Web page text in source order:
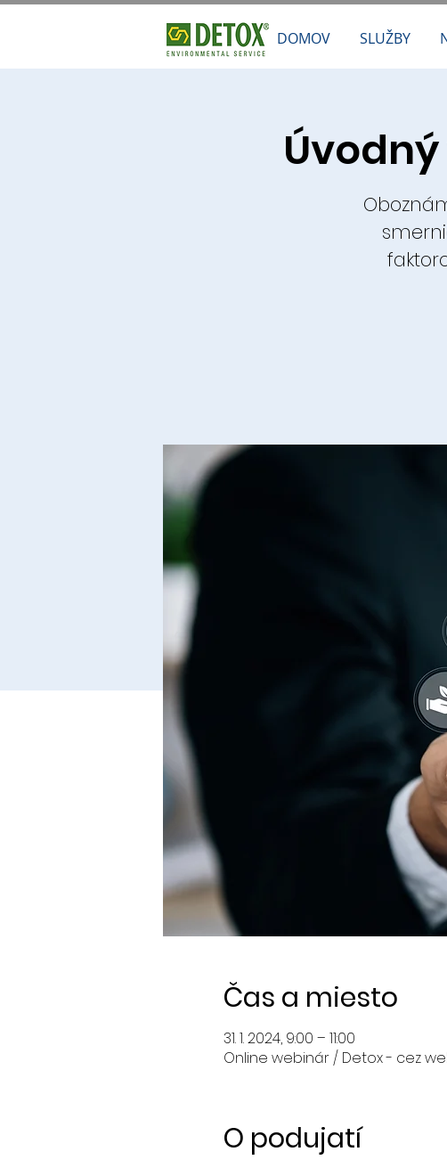
DOMOV SLUŽBY
Čas a miesto
31. 1. 2024, 9:00 – 11:00
Online webinár / Detox - cez
O podujatí